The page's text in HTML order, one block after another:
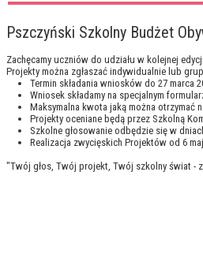
Pszczyński Szkolny Budżet
Zachęcamy uczniów do udziału w kolejnej
Projekty można zgłaszać indywidualnie lub
Termin składania wniosków do 27 marca
Wniosek składamy na specjalnym
Maksymalna kwota jaką można otrzymać
Projekty oceniane będą przez Szkolną
Szkolne głosowanie odbędzie się w
Realizacja zwycięskich Projektów od 6
"Twój głos, Twój projekt, Twój szkolny świat -